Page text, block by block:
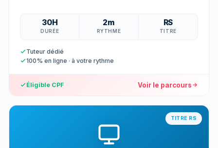
30H
DURÉE
2m
RYTHME
RS
TITRE
Tuteur dédié
100% en ligne · à votre rythme
Éligible CPF Voir le parcours
TITRE RS